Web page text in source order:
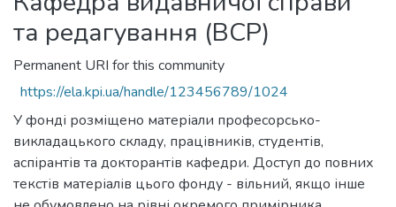
та редагування (ВСР)
Permanent URI for this community
https://ela.kpi.ua/handle/123456789/1024
У фонді розміщено матеріали професорсько-
викладацького складу, працівників, студентів,
аспірантів та докторантів кафедри. Доступ до повних
текстів матеріалів цього фонду - вільний, якщо інше